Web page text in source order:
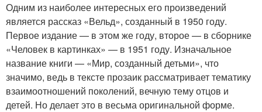
Одним из наиболее интересных его произведений
является рассказ «Вельд», созданный в 1950 году.
Первое издание — в этом же году, второе — в сборнике
«Человек в картинках» — в 1951 году. Изначальное
название книги — «Мир, созданный детьми», что
значимо, ведь в тексте прозаик рассматривает тематику
взаимоотношений поколений, вечную тему отцов и
детей. Но делает это в весьма оригинальной форме.